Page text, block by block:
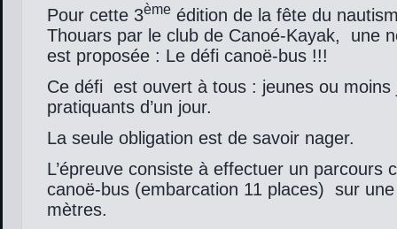
Pour cette 3ème édition de la fête du
Thouars par le club de Canoé-Kayak, une
est proposée : Le défi canoë-bus !!!
Ce défi est ouvert à tous : jeunes ou moins
pratiquants d’un jour.
La seule obligation est de savoir nager.
L’épreuve consiste à effectuer un parcours
canoë-bus (embarcation 11 places) sur
mètres.